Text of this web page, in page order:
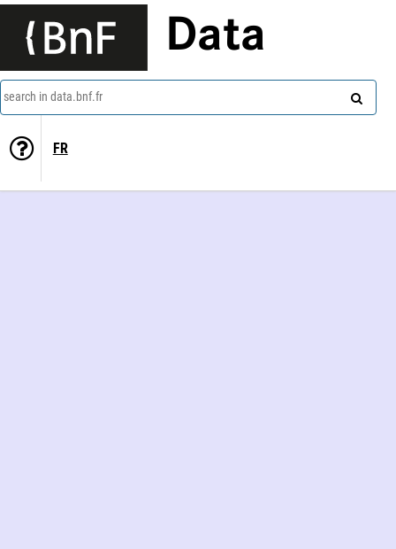
Data
search in data.bnf.fr
FR